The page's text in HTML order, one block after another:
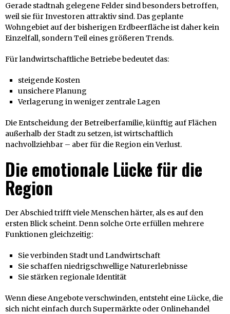
Gerade stadtnah gelegene Felder sind besonders betroffen,
weil sie für Investoren attraktiv sind. Das geplante
Wohngebiet auf der bisherigen Erdbeerfläche ist daher kein
Einzelfall, sondern Teil eines größeren Trends.
Für landwirtschaftliche Betriebe bedeutet das:
steigende Kosten
unsichere Planung
Verlagerung in weniger zentrale Lagen
Die Entscheidung der Betreiberfamilie, künftig auf Flächen
außerhalb der Stadt zu setzen, ist wirtschaftlich
nachvollziehbar – aber für die Region ein Verlust.
Die emotionale Lücke für die
Region
Der Abschied trifft viele Menschen härter, als es auf den
ersten Blick scheint. Denn solche Orte erfüllen mehrere
Funktionen gleichzeitig:
Sie verbinden Stadt und Landwirtschaft
Sie schaffen niedrigschwellige Naturerlebnisse
Sie stärken regionale Identität
Wenn diese Angebote verschwinden, entsteht eine Lücke, die
sich nicht einfach durch Supermärkte oder Onlinehandel